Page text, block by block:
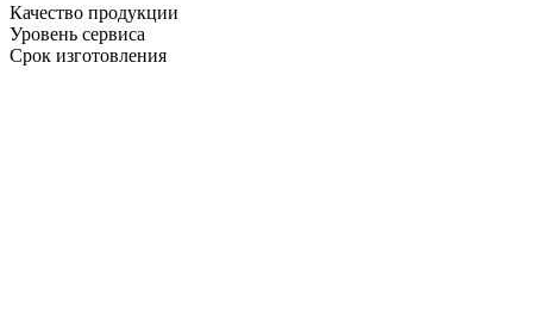
Качество продукции
Уровень сервиса
Срок изготовления